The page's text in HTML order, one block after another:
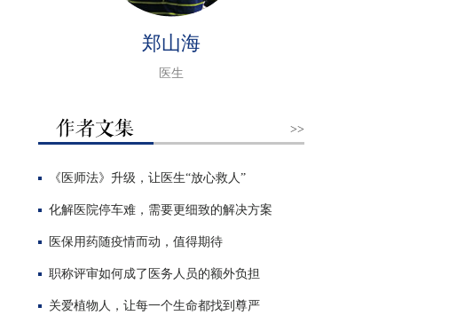
郑山海
医生
>>
《医师法》升级，让医生“放心救人”
化解医院停车难，需要更细致的解决方案
医保用药随疫情而动，值得期待
职称评审如何成了医务人员的额外负担
关爱植物人，让每一个生命都找到尊严